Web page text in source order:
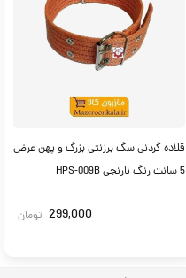
قلاده گردنی سگ برزنتی بزرگ و پهن عرض
5 سانت رنگ نارنجی HPS-009B
299,000 تومان